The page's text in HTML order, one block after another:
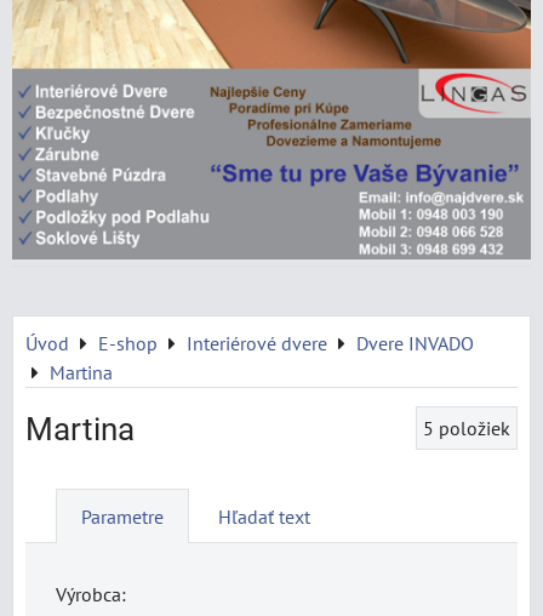
Úvod E-shop Interiérové dvere
Dvere INVADO
Martina
Martina 5 položiek
Parametre Hľadať text
Výrobca: